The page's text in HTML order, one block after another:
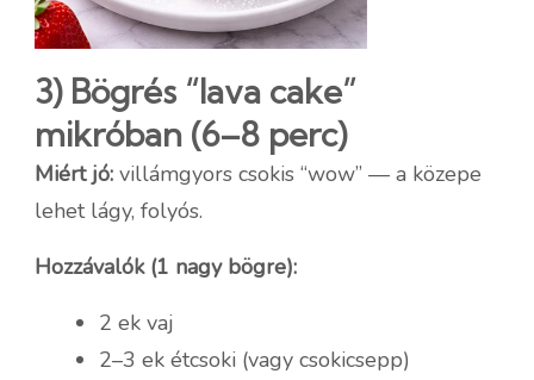
3) Bögrés “lava cake”
mikróban (6–8 perc)
Miért jó: villámgyors csokis “wow” — a közepe
lehet lágy, folyós.
Hozzávalók (1 nagy bögre):
2 ek vaj
2–3 ek étcsoki (vagy csokicsepp)